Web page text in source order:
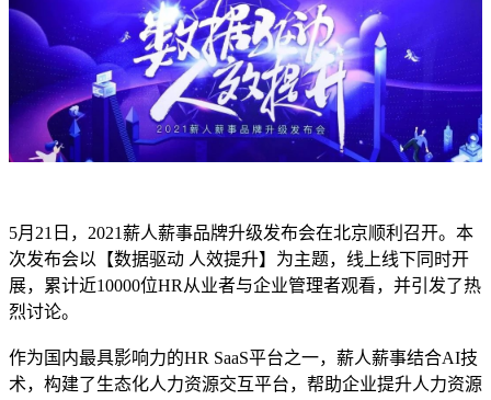
5月21日，2021薪人薪事品牌升级发布会在北京顺利召开。本
次发布会以 【数据驱动 人效提升】为主题，线上线下同时开
展，累计近10000位HR从业者与企业管理者观看，并引发了热
烈讨论。
作为国内最具影响力的HR SaaS平台之一，薪人薪事结合AI技
术，构建了生态化人力资源交互平台，帮助企业提升人力资源